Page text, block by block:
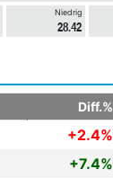
Niedrig
28.42
Diff.%
+2.4%
+7.4%